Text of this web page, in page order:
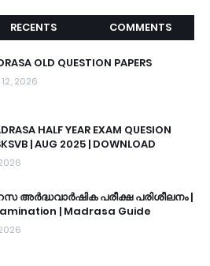
RECENTS COMMENTS
OLD QUESTION PAPERS
2026
HALF YEAR EXAM QUESION
| AUG 2025 | DOWNLOAD
അർദ്ധവാർഷിക പരീക്ഷ പരിശീലനം |
| Madrasa Guide